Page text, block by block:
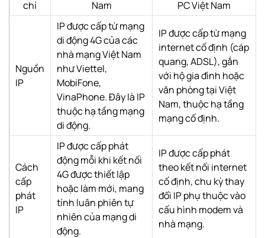
chí Nam PC Việt Nam
Nguồn
IP
IP được cấp từ mạng
di động 4G của các
nhà mạng Việt Nam
như Viettel,
MobiFone,
VinaPhone. Đây là IP
thuộc hạ tầng mạng
di động.
IP được cấp từ mạng
internet cố định (cáp
quang, ADSL), gắn
với hộ gia đình hoặc
văn phòng tại Việt
Nam, thuộc hạ tầng
mạng cố định.
Cách
cấp
phát
IP
IP được cấp phát
động mỗi khi kết nối
4G được thiết lập
hoặc làm mới, mang
tính luân phiên tự
nhiên của mạng di
động.
IP được cấp phát
theo kết nối internet
cố định, chu kỳ thay
đổi IP phụ thuộc vào
cấu hình modem và
nhà mạng.